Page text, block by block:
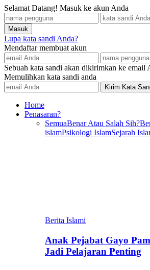
Selamat Datang! Masuk ke akun Anda
Lupa kata sandi Anda?
Mendaftar membuat akun
Sebuah kata sandi akan dikirimkan ke email
Memulihkan kata sandi anda
Home
Penasaran?
SemuaBenar Atau Salah Sih?
islamPsikologi IslamSejarah
Berita Islami
Anak Pejabat Gayo
Jadi Pelajaran Penting